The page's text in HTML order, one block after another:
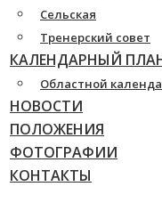
Сельская
Тренерский совет
КАЛЕНДАРНЫЙ
Областной
НОВОСТИ
ПОЛОЖЕНИЯ
ФОТОГРАФИИ
КОНТАКТЫ